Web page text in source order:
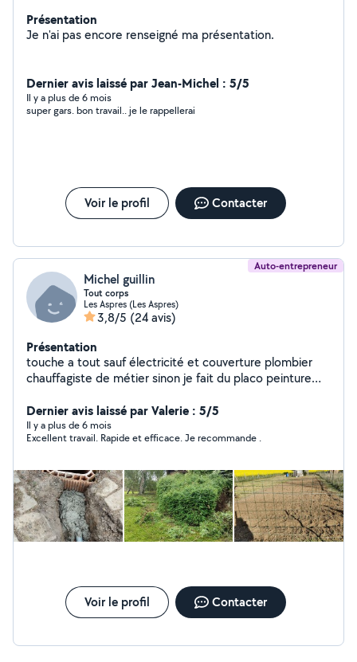
Présentation
Je n'ai pas encore renseigné ma présentation.
Dernier avis laissé par Jean-Michel : 5/5
Il y a plus de 6 mois
super gars. bon travail.. je le rappellerai
Voir le profil Contacter
Auto-entrepreneur
Michel guillin
Tout corps
Les Aspres (Les Aspres)
3,8/5 (24 avis)
Présentation
touche a tout sauf électricité et couverture plombier
chauffagiste de métier sinon je fait du placo peinture
Dernier avis laissé par Valerie : 5/5
Il y a plus de 6 mois
Excellent travail. Rapide et efficace. Je recommande .
Voir le profil Contacter